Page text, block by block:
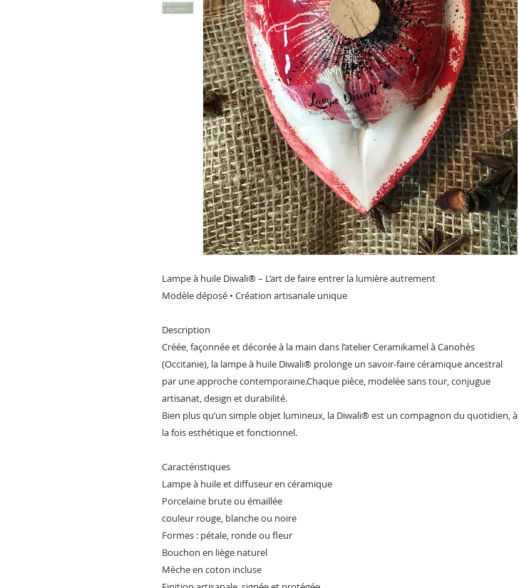
Lampe à huile Diwali® – L’art de faire entrer la lumière autrement
Modèle déposé • Création artisanale unique
Description
Créée, façonnée et décorée à la main dans l’atelier Ceramikamel à Canohès
(Occitanie), la lampe à huile Diwali® prolonge un savoir-faire céramique ancestral
par une approche contemporaine.Chaque pièce, modelée sans tour, conjugue
artisanat, design et durabilité.
Bien plus qu’un simple objet lumineux, la Diwali® est un compagnon du quotidien, à
la fois esthétique et fonctionnel.
Caractéristiques
Lampe à huile et diffuseur en céramique
Porcelaine brute ou émaillée
couleur rouge, blanche ou noire
Formes : pétale, ronde ou fleur
Bouchon en liège naturel
Mèche en coton incluse